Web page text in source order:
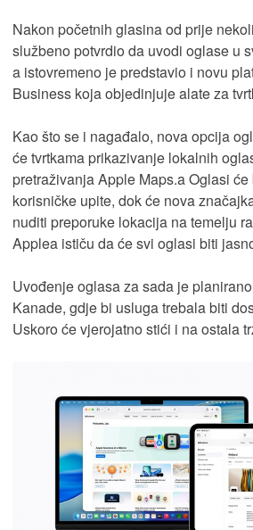
Nakon početnih glasina od prije
službeno potvrdio da uvodi oglase u
a istovremeno je predstavio i novu
Business koja objedinjuje alate za
Kao što se i nagađalo, nova opcija
će tvrtkama prikazivanje lokalnih
pretraživanja Apple Maps.a Oglasi
korisničke upite, dok će nova
nuditi preporuke lokacija na temelju
Applea ističu da će svi oglasi biti
Uvođenje oglasa za sada je
Kanade, gdje bi usluga trebala biti
Uskoro će vjerojatno stići i na ostala